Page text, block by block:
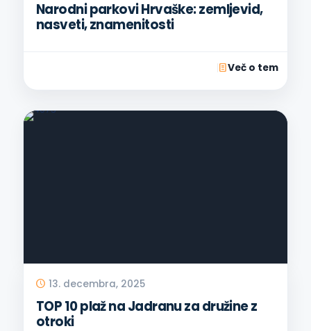
Narodni parkovi Hrvaške: zemljevid,
nasveti, znamenitosti
Več o tem
13. decembra, 2025
TOP 10 plaž na Jadranu za družine z
otroki